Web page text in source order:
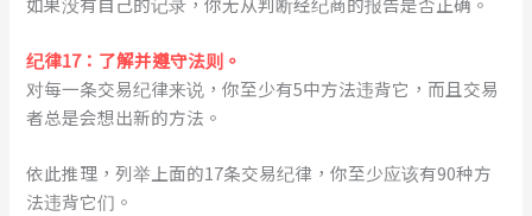
纪律17：了解并遵守法则。
对每一条交易纪律来说，你至少有5中方法违背它，而且交易
者总是会想出新的方法。
依此推理，列举上面的17条交易纪律，你至少应该有90种方
法违背它们。